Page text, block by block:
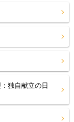
独自献立の日